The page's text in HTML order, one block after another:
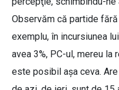
Observăm că partide
exemplu, în incursiunea
avea 3%, PC-ul, mereu la
este posibil aşa ceva.